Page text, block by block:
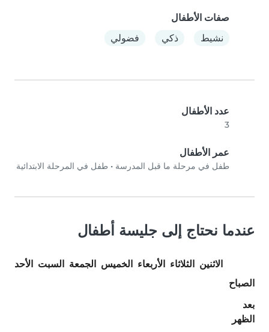
صفات الأطفال
نشيط
ذكي فضولي
عدد الأطفال
3
عمر الأطفال
طفل في مرحلة ما قبل المدرسة • طفل في المرحلة الابتدائية
عندما نحتاج إلى جليسة أطفال
الاثنين الثلاثاء الأربعاء الخميس الجمعة السبت
الأحد
الصباح
بعد
الظهر